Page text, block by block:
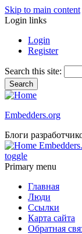
Skip to main content
Login links
Login
Register
Search this site:
Embedders.org
Блоги
toggle
Primary menu
Главная
Люди
Ссылки
Карта сайта
Обратная